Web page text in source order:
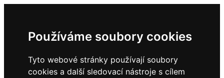
Používáme soubory cookies
Tyto webové stránky používají soubory
cookies a další sledovací nástroje s cílem